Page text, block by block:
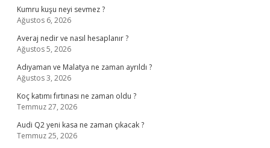
Kumru kuşu neyi sevmez ?
Ağustos 6, 2026
Averaj nedir ve nasıl hesaplanır ?
Ağustos 5, 2026
Adıyaman ve Malatya ne zaman ayrıldı ?
Ağustos 3, 2026
Koç katımı fırtınası ne zaman oldu ?
Temmuz 27, 2026
Audi Q2 yeni kasa ne zaman çıkacak ?
Temmuz 25, 2026